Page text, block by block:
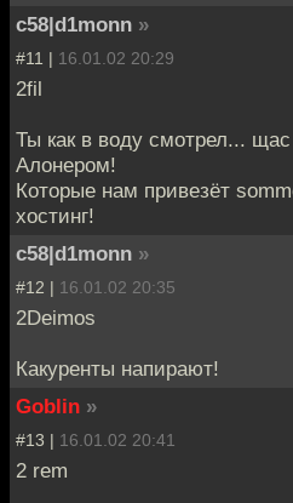
c58|d1monn »
#11 | 16.01.02 20:29
2fil
Ты как в воду смотрел...
Алонером!
Которые нам привезёт
хостинг!
c58|d1monn »
#12 | 16.01.02 20:35
2Deimos
Какуренты напирают!
Goblin »
#13 | 16.01.02 20:41
2 rem